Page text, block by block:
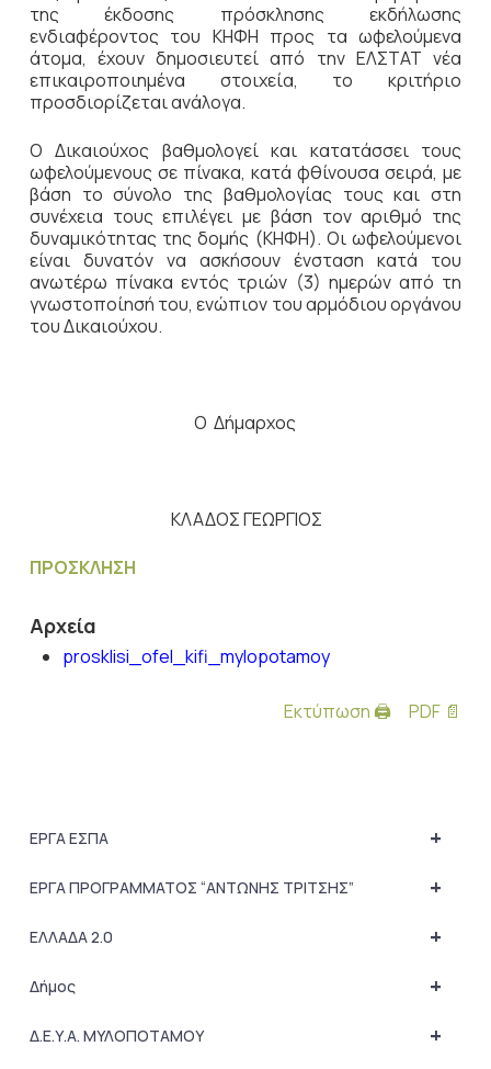
της έκδοσης πρόσκλησης εκδήλωσης
ενδιαφέροντος του ΚΗΦΗ προς τα ωφελούμενα
άτομα, έχουν δημοσιευτεί από την ΕΛΣΤΑΤ νέα
επικαιροποιημένα στοιχεία, το κριτήριο
προσδιορίζεται ανάλογα.
Ο Δικαιούχος βαθμολογεί και κατατάσσει τους
ωφελούμενους σε πίνακα, κατά φθίνουσα σειρά, με
βάση το σύνολο της βαθμολογίας τους και στη
συνέχεια τους επιλέγει με βάση τον αριθμό της
δυναμικότητας της δομής (ΚΗΦΗ). Οι ωφελούμενοι
είναι δυνατόν να ασκήσουν ένσταση κατά του
ανωτέρω πίνακα εντός τριών (3) ημερών από τη
γνωστοποίησή του, ενώπιον του αρμόδιου οργάνου
του Δικαιούχου.
Ο Δήμαρχος
ΚΛΑΔΟΣ ΓΕΩΡΓΙΟΣ
ΠΡΟΣΚΛΗΣΗ
Αρχεία
prosklisi_ofel_kifi_mylopotamoy
Εκτύπωση 🖨 PDF 📄
+
ΕΡΓΑ ΕΣΠΑ
+
ΕΡΓΑ ΠΡΟΓΡΑΜΜΑΤΟΣ “ΑΝΤΩΝΗΣ ΤΡΙΤΣΗΣ”
+
ΕΛΛΑΔΑ 2.0
+
Δήμος
+
Δ.Ε.Υ.Α. ΜΥΛΟΠΟΤΑΜΟΥ